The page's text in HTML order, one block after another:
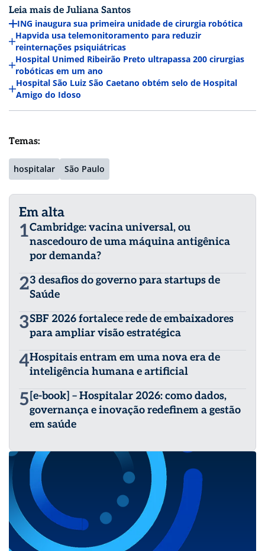
Leia mais de Juliana Santos
ING inaugura sua primeira unidade de cirurgia robótica
Hapvida usa telemonitoramento para reduzir
reinternações psiquiátricas
Hospital Unimed Ribeirão Preto ultrapassa 200 cirurgias
robóticas em um ano
Hospital São Luiz São Caetano obtém selo de Hospital
Amigo do Idoso
Temas:
hospitalar São Paulo
Em alta
1Cambridge: vacina universal, ou
nascedouro de uma máquina antigênica
por demanda?
23 desafios do governo para startups de
Saúde
3SBF 2026 fortalece rede de embaixadores
para ampliar visão estratégica
4Hospitais entram em uma nova era de
inteligência humana e artificial
5 [e-book] – Hospitalar 2026: como dados,
governança e inovação redefinem a gestão
em saúde